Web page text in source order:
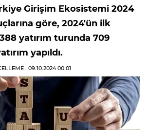
Girişim Ekosistemi 2024
göre, 2024'ün ilk
yatırım turunda 709
yapıldı.
: 09.10.202400:01